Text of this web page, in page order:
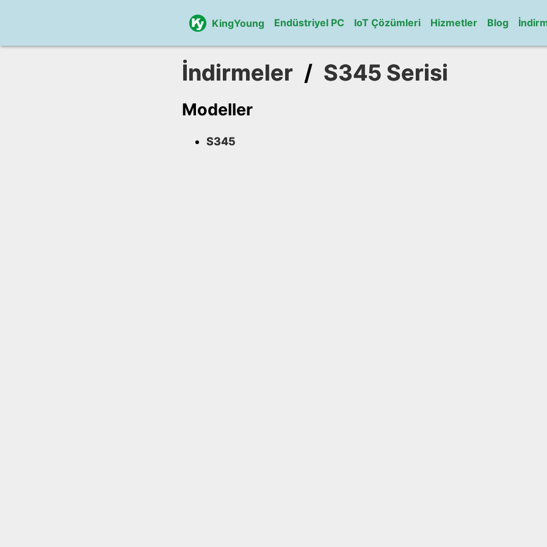
KingYoung Endüstriyel PC IoT Çözümleri Hizmetler Blog
İndirmeler / S345 Serisi
Modeller
S345